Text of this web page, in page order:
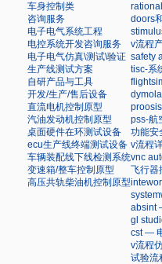
车身控制类
咨询服务
电子电气系统工程
电控系统开发咨询服务
电子电气仿真\测试\验证
生产线测试方案
自研产品与工具
开发/生产/售后设备
直流电机控制原型
汽油发动机控制原型
桌面硬件在环测试设备
ecu生产线终端测试设备
车辆装配线下线检测系统
变速箱/整车控制原型
高压共轨柴油机控制原型
doors
v流程
safety
tisc-系
pss-航
功能安
v流程
vnc
飞行器
absint
gl
cst —
v流程
试验流